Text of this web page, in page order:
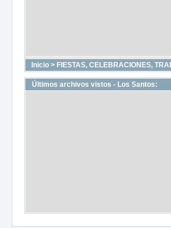
Inicio > FIESTAS, CELEBRACIONES,
Últimos archivos vistos - Los Santos: